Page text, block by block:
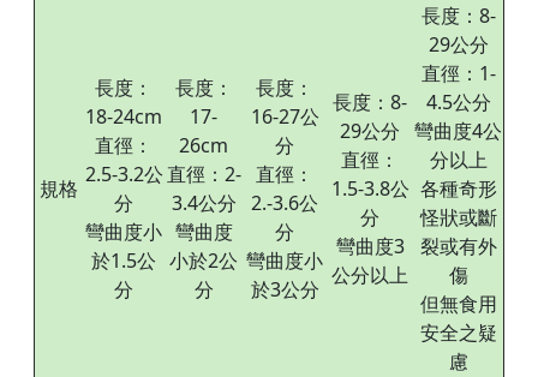
規格
長度：
18-24cm
直徑：
2.5-3.2公
分
彎曲度小
於1.5公
分
長度：
17-
26cm
直徑：2-
3.4公分
彎曲度
小於2公
分
長度：
16-27公
分
直徑：
2.-3.6公
分
彎曲度小
於3公分
長度：8-
29公分
直徑：
1.5-3.8公
分
彎曲度3
公分以上
長度：8-
29公分
直徑：1-
4.5公分
彎曲度4公
分以上
各種奇形
怪狀或斷
裂或有外
傷
但無食用
安全之疑
慮